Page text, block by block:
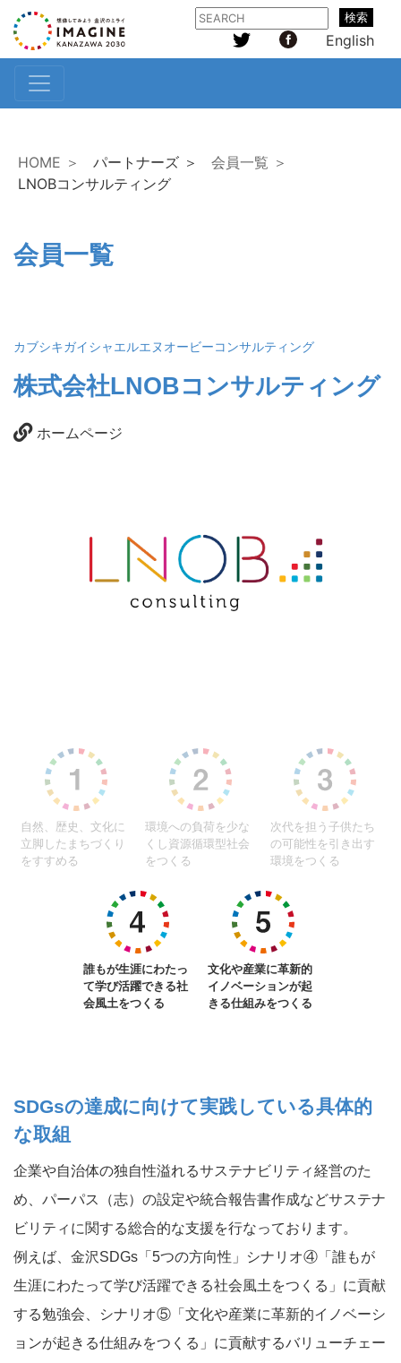
検索
English
HOME ＞ パートナーズ ＞
会員一覧 ＞
LNOBコンサルティング
会員一覧
カブシキガイシャエルエヌオービーコンサルティング
株式会社LNOBコンサルティング
ホームページ
自然、歴史、文化に
立脚したまちづくり
をすすめる
環境への負荷を少な
くし資源循環型社会
をつくる
次代を担う子供たち
の可能性を引き出す
環境をつくる
誰もが生涯にわたっ
て学び活躍できる社
会風土をつくる
文化や産業に革新的
イノベーションが起
きる仕組みをつくる
SDGsの達成に向けて実践している具体的
な取組
企業や自治体の独自性溢れるサステナビリティ経営のた
め、パーパス（志）の設定や統合報告書作成などサステナ
ビリティに関する総合的な支援を行なっております。
例えば、金沢SDGs「5つの方向性」シナリオ④「誰もが
生涯にわたって学び活躍できる社会風土をつくる」に貢献
する勉強会、シナリオ⑤「文化や産業に革新的イノベーシ
ョンが起きる仕組みをつくる」に貢献するバリューチェー